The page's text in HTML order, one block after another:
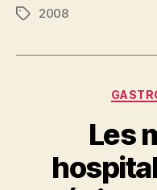
Étiquettes
2008
Les